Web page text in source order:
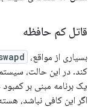
قاتل کم حافظه
بسیاری از مواقع،
کند. در این حالت،
یک برنامه مبنی بر
اگر این کافی نباشد،